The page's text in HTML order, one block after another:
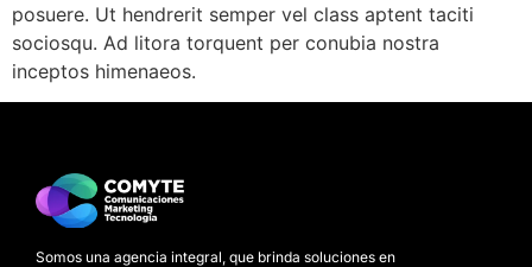
posuere. Ut hendrerit semper vel class aptent taciti
sociosqu. Ad litora torquent per conubia nostra
inceptos himenaeos.
Somos una agencia integral, que brinda soluciones en